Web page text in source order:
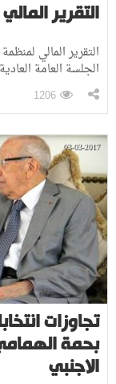
التقرير
الجلسة العامة العادية
1206
03-03-2017
بحمة
الاجنبي